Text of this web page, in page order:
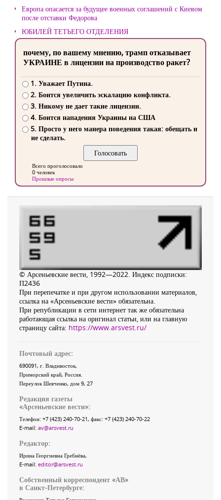
Европа опасается за будущее военных соглашений с Киевом
после отставки Федорова
ЮБИЛЕЙ ТЕТЬЕГО ОТДЕЛЕНИЯ
почему, по вашему мнению, трамп отказывает
УКРАИНЕ в лицензии на производство ракет?
1. Уважает Путина.
2. Боится увеличить эскалацию конфликта.
3. Никому не дает такие лицензии.
4. Боится нападения Украины на США
5. Просто у него манера поведения такая: обещать и
не сделать.
Всего проголосовало
0 человек
Прошлые опросы
© Арсеньевские вести, 1992—2022. Индекс подписки:
П2436
При перепечатке и при другом использовании материалов,
ссылка на «Арсеньевские вести» обязательна.
При републикации в сети интернет так же обязательна
работающая ссылка на оригинал статьи, или на главную
страницу сайта: https://www.arsvest.ru/
Почтовый адрес:
690091, г. Владивосток,
Приморский край, Россия
Переулок Шевченко, дом 9, 27
Редакция газеты
«Арсеньевские вести»:
Телефон: +7 (423) 240-70-21, факс: +7 (423) 240-70-22
E-mail: av@arsvest.ru
Редактор:
Ирина Георгиевна Гребнёва,
E-mail: editor@arsvest.ru
Собственный корреспондент «АВ»
в Санкт-Петербурге: